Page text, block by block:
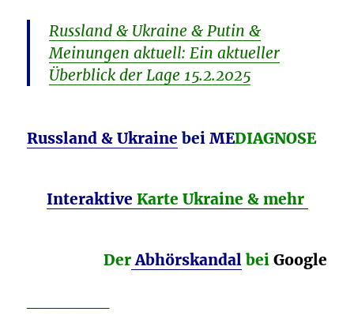
Russland & Ukraine & Putin &
Meinungen aktuell: Ein aktueller
Überblick der Lage 15.2.2025
Russland & Ukraine beiMEDIAGNOSE
Interaktive Karte Ukraine & mehr
DerAbhörskandal bei Google